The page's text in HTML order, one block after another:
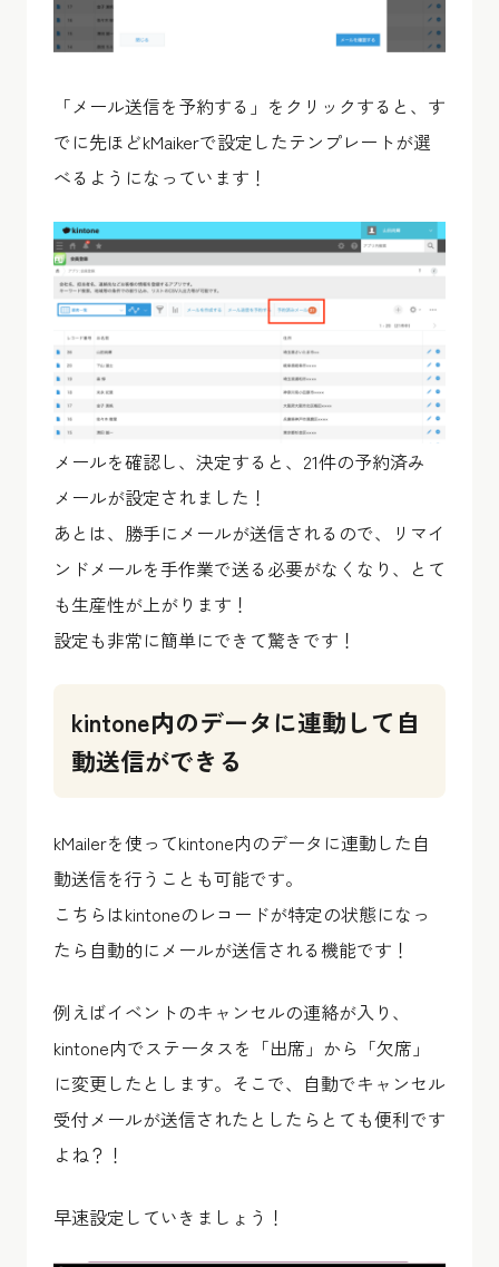
「メール送信を予約する」をクリックすると、す
でに先ほどkMaikerで設定したテンプレートが選
べるようになっています！
メールを確認し、決定すると、21件の予約済み
メールが設定されました！
あとは、勝手にメールが送信されるので、リマイ
ンドメールを手作業で送る必要がなくなり、とて
も生産性が上がります！
設定も非常に簡単にできて驚きです！
kintone内のデータに連動して自
動送信ができる
kMailerを使ってkintone内のデータに連動した自
動送信を行うことも可能です。
こちらはkintoneのレコードが特定の状態になっ
たら自動的にメールが送信される機能です！
例えばイベントのキャンセルの連絡が入り、
kintone内でステータスを「出席」から「欠席」
に変更したとします。そこで、自動でキャンセル
受付メールが送信されたとしたらとても便利です
よね？！
早速設定していきましょう！